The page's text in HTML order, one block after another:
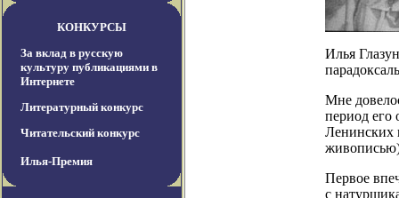
КОНКУРСЫ
За вклад в русскую
культуру публикациями в
Интернете
Литературный конкурс
Читательский конкурс
Илья-Премия
Илья
Мне
период его
Ленинских
Первое
с